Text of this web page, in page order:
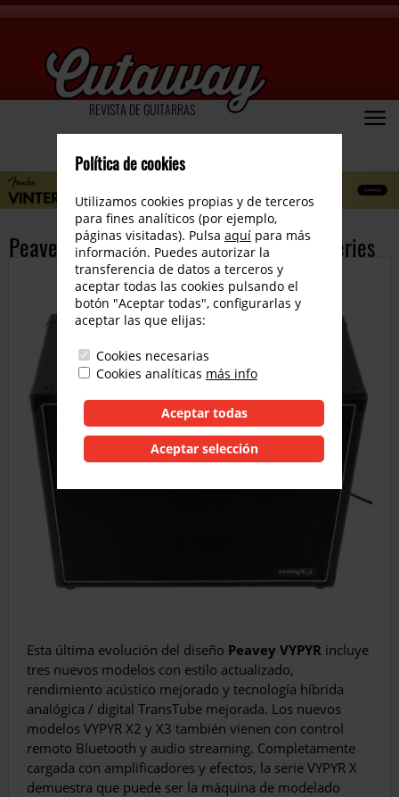
REVISTA DE GUITARRAS
Peavey Electronics presenta la VYPYR Series
Esta última evolución del diseño Peavey VYPYR incluye
tres nuevos modelos con estilo actualizado,
rendimiento acústico mejorado y tecnología híbrida
analógica / digital TransTube mejorada. Los nuevos
modelos VYPYR X2 y X3 también vienen con control
remoto Bluetooth y audio streaming. Completamente
cargada con amplificadores y efectos, la serie VYPYR X
demuestra que puede ser la máquina de modelado
Política de cookies
Utilizamos cookies propias y de terceros
para fines analíticos (por ejemplo,
páginas visitadas). Pulsa aquí para más
información. Puedes autorizar la
transferencia de datos a terceros y
aceptar todas las cookies pulsando el
botón "Aceptar todas", configurarlas y
aceptar las que elijas:
Cookies necesarias
Cookies analíticas más info
Aceptar todas
Aceptar selección